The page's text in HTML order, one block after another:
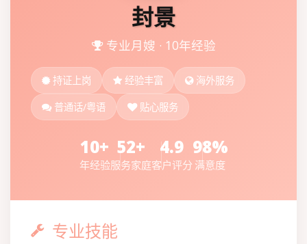
封景
专业月嫂 · 10年经验
持证上岗 经验丰富 海外服务
普通话/粤语 贴心服务
10+
年经验
52+
服务家庭
4.9
客户评分
98%
满意度
专业技能